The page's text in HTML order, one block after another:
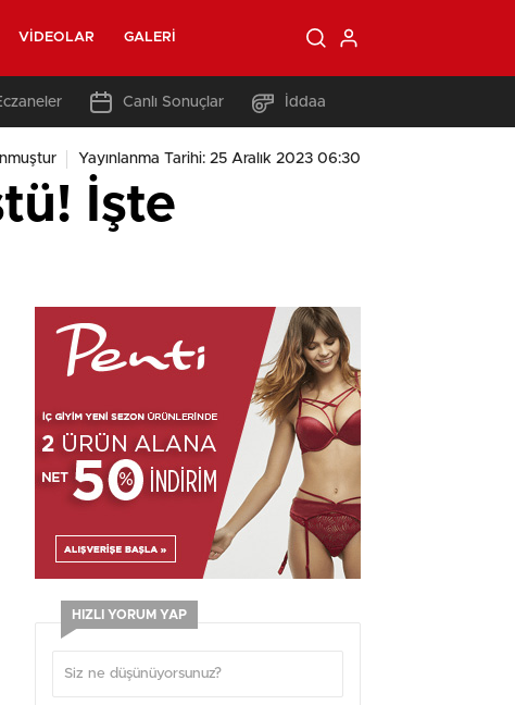
VIDEOLAR GALERI
Canlı Sonuçlar İddaa
Yayınlanma Tarihi: 25 Aralık 2023 06:30
İşte
HIZLI YORUM YAP